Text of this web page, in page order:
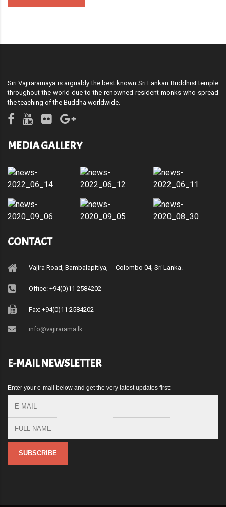
Siri Vajiraramaya is arguably the best known Sri Lankan Buddhist temple
throughout the world due to the renowned resident monks who spread
the teaching of the Buddha worldwide.
MEDIA GALLERY
CONTACT
Vajira Road, Bambalapitiya, Colombo 04, Sri Lanka.
Office: +94(0)11 2584202
Fax: +94(0)11 2584202
info@vajirarama.lk
E-MAIL NEWSLETTER
Enter your e-mail below and get the very latest updates first: